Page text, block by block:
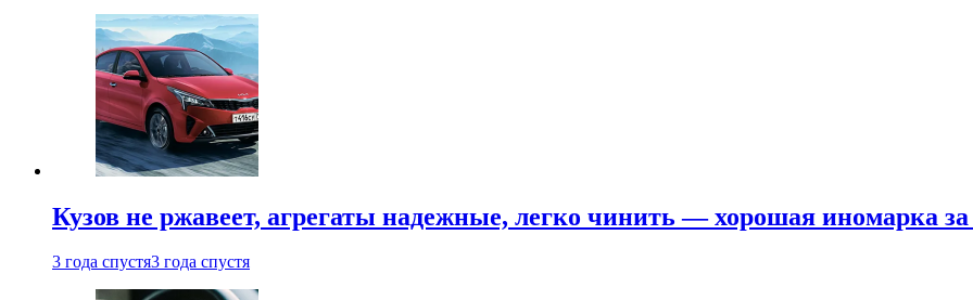
Кузов не ржавеет, агрегаты надежные, легко чинить — хорошая иномарка за
3 года спустя3 года спустя